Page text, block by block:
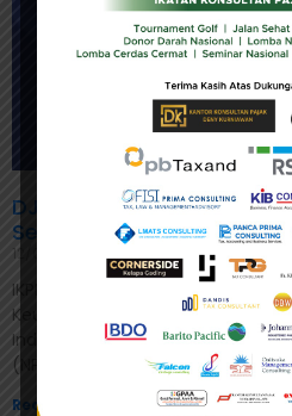
DJP Imbau Wajib Pajak
Sebelum Lapor SPT
12/01/2023
IKPI, Jakarta: Direktorat Jenderal
Keuangan mulai 1 Januari 2024
Induk Kependudukan (NIK)
(NPWP) dalam
Read More »